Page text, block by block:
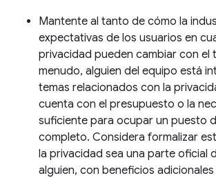
Mantente al tanto de cómo la
expectativas de los usuarios en
privacidad pueden cambiar con el
menudo, alguien del equipo está
temas relacionados con la
cuenta con el presupuesto o la
suficiente para ocupar un puesto
completo. Considera formalizar
la privacidad sea una parte oficial
alguien, con beneficios